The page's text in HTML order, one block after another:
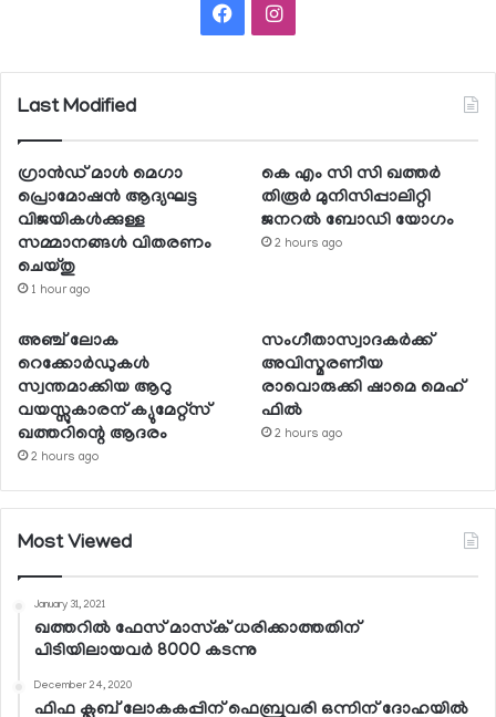
FacebookInstagram
Last Modified
ഗ്രാന്‍ഡ് മാള്‍ മെഗാ
പ്രൊമോഷന്‍ ആദ്യഘട്ട
വിജയികള്‍ക്കുള്ള
സമ്മാനങ്ങള്‍ വിതരണം
ചെയ്തു
1 hour ago
കെ എം സി സി ഖത്തര്‍
തിരൂര്‍ മുനിസിപ്പാലിറ്റി
ജനറല്‍ ബോഡി യോഗം
2 hours ago
അഞ്ച് ലോക
റെക്കോര്‍ഡുകള്‍
സ്വന്തമാക്കിയ ആറു
വയസ്സുകാരന് ക്യുമേറ്റ്‌സ്
ഖത്തറിന്റെ ആദരം
2 hours ago
സംഗീതാസ്വാദകര്‍ക്ക്
അവിസ്മരണീയ
രാവൊരുക്കി ഷാമെ മെഹ്
ഫില്‍
2 hours ago
Most Viewed
January 31, 2021
ഖത്തറില്‍ ഫേസ് മാസ്‌ക് ധരിക്കാത്തതിന്
പിടിയിലായവര്‍ 8000 കടന്നു
December 24, 2020
ഫിഫ ക്ലബ് ലോകകപ്പിന് ഫെബ്രുവരി ഒന്നിന് ദോഹയില്‍